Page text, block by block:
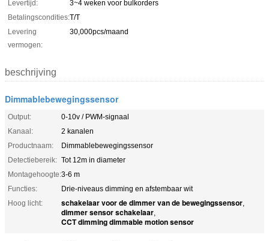
Levertijd:
3~4 weken voor bulkorders
Betalingscondities:T/T
Levering
vermogen:
30,000pcs/maand
beschrijving
Dimmablebewegingssensor
Output:
0-10v / PWM-signaal
Kanaal:
2 kanalen
Productnaam:
Dimmablebewegingssensor
Detectiebereik: Tot 12m in diameter
Montagehoogte:3-6 m
Functies:
Drie-niveaus dimming en afstembaar wit
Hoog licht:
schakelaar voor de dimmer van de bewegingssensor,
dimmer sensor schakelaar,
CCT dimming dimmable motion sensor